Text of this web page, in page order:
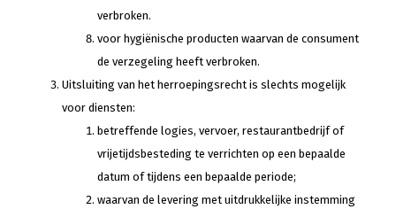
verbroken.
voor hygiënische producten waarvan de consument
de verzegeling heeft verbroken.
Uitsluiting van het herroepingsrecht is slechts mogelijk
voor diensten:
betreffende logies, vervoer, restaurantbedrijf of
vrijetijdsbesteding te verrichten op een bepaalde
datum of tijdens een bepaalde periode;
waarvan de levering met uitdrukkelijke instemming